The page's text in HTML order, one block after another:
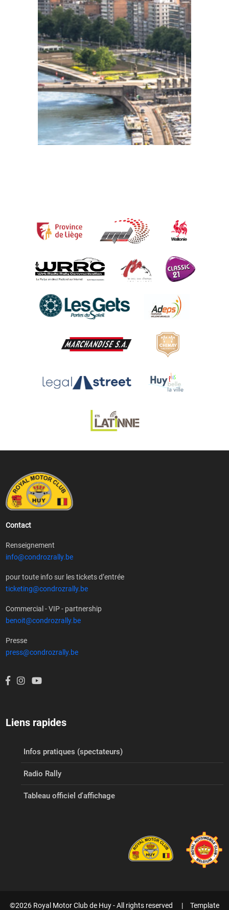
Contact
Renseignement
info@condrozrally.be
pour toute info sur les tickets d’entrée
ticketing@condrozrally.be
Commercial - VIP - partnership
benoit@condrozrally.be
Presse
press@condrozrally.be
Liens rapides
Infos pratiques (spectateurs)
Radio Rally
Tableau officiel d'affichage
©2026 Royal Motor Club de Huy - All rights reserved | Template